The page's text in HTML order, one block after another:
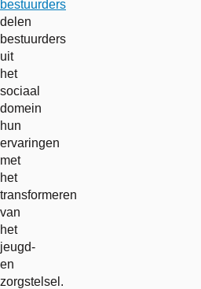
bestuurders
delen
bestuurders
uit
het
sociaal
domein
hun
ervaringen
met
het
transformeren
van
het
jeugd-
en
zorgstelsel.